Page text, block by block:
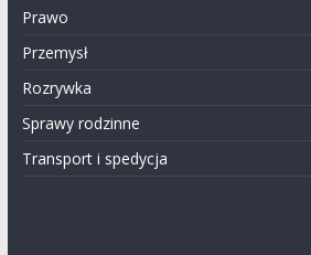
Prawo
Przemysł
Rozrywka
Sprawy rodzinne
Transport i spedycja